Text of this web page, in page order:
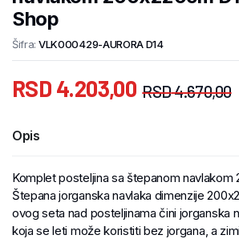
Shop
Šifra: VLK000429-AURORA D14
RSD4.670,00
RSD 4.203,00
Opis
Komplet posteljina sa štepanom navlakom
Štepana jorganska navlaka dimenzije
ovog seta nad posteljinama čini jorganska
koja se leti može koristiti bez jorgana, a